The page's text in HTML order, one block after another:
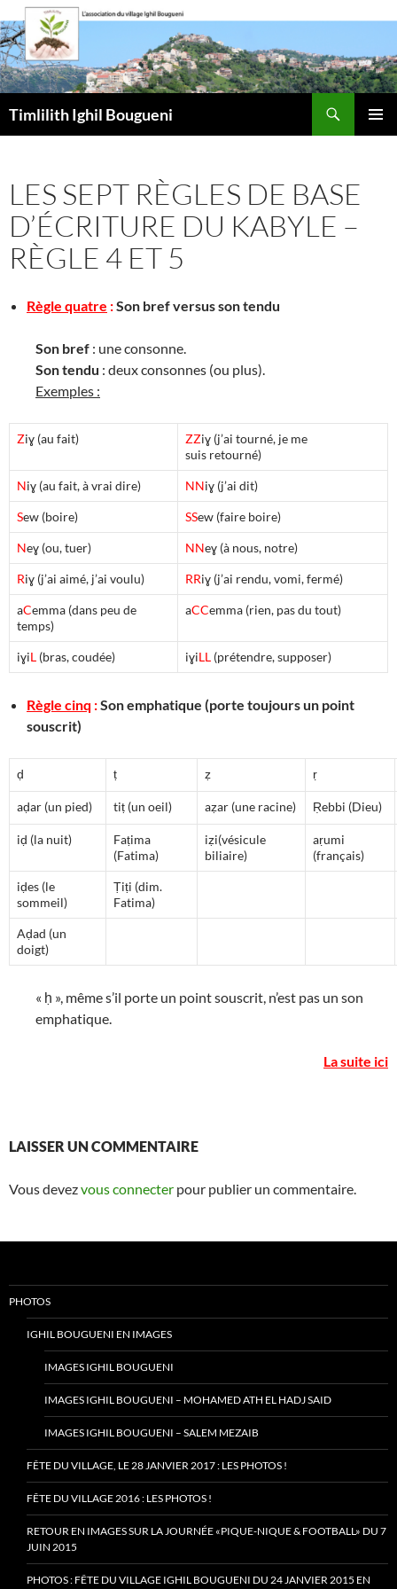
Aller
au
contenu
Timlilith Ighil Bougueni
LES SEPT RÈGLES DE BASE
D’ÉCRITURE DU KABYLE –
RÈGLE 4 ET 5
Règle quatre :Son bref versus son tendu
Son bref : une consonne.
Son tendu : deux consonnes (ou plus).
Exemples :
Ziɣ (au fait) ZZiɣ (j’ai tourné, je me
suis retourné)
Niɣ (au fait, à vrai dire) NNiɣ (j’ai dit)
Sew (boire) SSew (faire boire)
Neɣ (ou, tuer) NNeɣ (à nous, notre)
Riɣ (j’ai aimé, j’ai voulu) RRiɣ (j’ai rendu, vomi, fermé)
aCemma (dans peu de
temps)
aCCemma (rien, pas du tout)
iɣiL (bras, coudée) iɣiLL (prétendre, supposer)
Règle cinq :Son emphatique (porte toujours un point
souscrit)
ḍ ṭ ẓ ṛ
aḍar (un pied) tiṭ (un oeil) aẓar (une racine) Ṛebbi (Dieu)
iḍ (la nuit)
Faṭima
(Fatima)
iẓi(vésicule
biliaire)
aṛumi
(français)
iḍes (le
sommeil)
Ṭiṭi (dim.
Fatima)
Aḍad (un
doigt)
« ḥ », même s’il porte un point souscrit, n’est pas un son
emphatique.
La suite ici
LAISSER UN COMMENTAIRE
Vous devezvous connecter pour publier un commentaire.
PHOTOS
IGHIL BOUGUENI EN IMAGES
IMAGES IGHIL BOUGUENI
IMAGES IGHIL BOUGUENI – MOHAMED ATH EL HADJ SAID
IMAGES IGHIL BOUGUENI – SALEM MEZAIB
FÊTE DU VILLAGE, LE 28 JANVIER 2017 : LES PHOTOS !
FÊTE DU VILLAGE 2016 : LES PHOTOS !
RETOUR EN IMAGES SUR LA JOURNÉE «PIQUE-NIQUE & FOOTBALL» DU 7
JUIN 2015
PHOTOS : FÊTE DU VILLAGE IGHIL BOUGUENI DU 24 JANVIER 2015 EN